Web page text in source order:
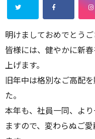
明けましておめでとうご
皆様には、健やかに新
上げます。
旧年中は格別なご高配
た。
本年も、社員一同、よ
ますので、変わらぬご